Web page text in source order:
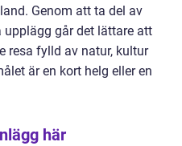
Genom att ta del av
upplägg går det lättare att
resa fylld av natur, kultur
är en kort helg eller en
här